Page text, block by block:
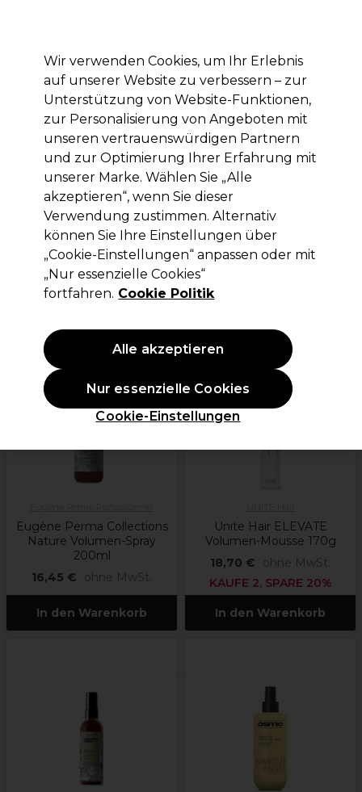
Anmelden
Marken Deals Haare Elektrogeräte Saloneinrichtung
Lieferung und Lieferzeiten
– mehr erfahren
Vegane Produkte Haarpflege
Haarpflege
Filters
Eugène Perma Collections
Nature Volumen-Spray
200ml
16,45 €
ohne MwSt.
In den Warenkorb
ANGEBOT
Unite Hair ELEVATE
Volumen-Mousse 170g
18,70 €
ohne MwSt.
KAUFE 2, SPARE 20%
In den Warenkorb
Wir verwenden Cookies, um Ihr Erlebnis
auf unserer Website zu verbessern – zur
Unterstützung von Website-Funktionen,
zur Personalisierung von Angeboten mit
unseren vertrauenswürdigen Partnern
und zur Optimierung Ihrer Erfahrung mit
unserer Marke. Wählen Sie „Alle
akzeptieren“, wenn Sie dieser
Verwendung zustimmen. Alternativ
können Sie Ihre Einstellungen über
„Cookie-Einstellungen“ anpassen oder mit
„Nur essenzielle Cookies“
fortfahren. Cookie Politik
Cookie-Einstellungen
Nur essenzielle Cookies
Alle akzeptieren